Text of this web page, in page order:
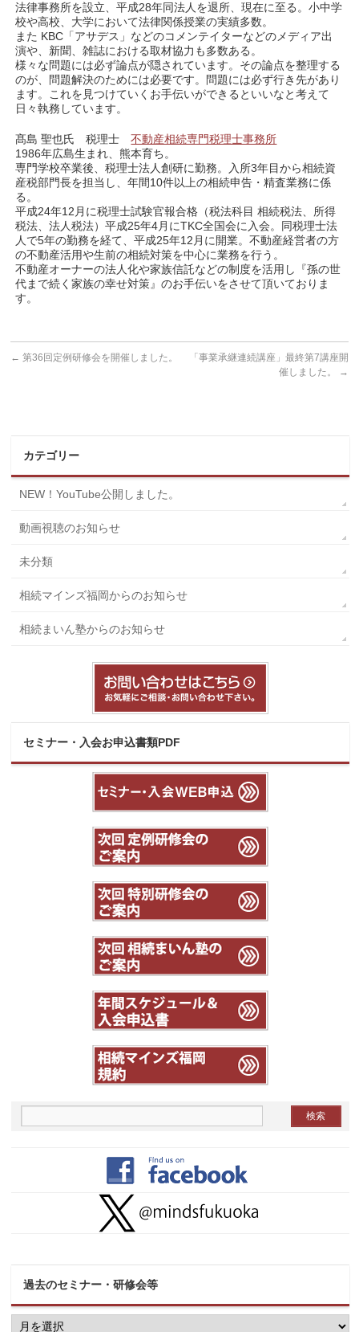
法律事務所を設立、平成28年同法人を退所、現在に至る。小中学
校や高校、大学において法律関係授業の実績多数。
また KBC「アサデス」などのコメンテイターなどのメディア出
演や、新聞、雑誌における取材協力も多数ある。
様々な問題には必ず論点が隠されています。その論点を整理する
のが、問題解決のためには必要です。問題には必ず行き先があり
ます。これを見つけていくお手伝いができるといいなと考えて
日々執務しています。
髙島 聖也氏 税理士不動産相続専門税理士事務所
1986年広島生まれ、熊本育ち。
専門学校卒業後、税理士法人創研に勤務。入所3年目から相続資
産税部門長を担当し、年間10件以上の相続申告・精査業務に係
る。
平成24年12月に税理士試験官報合格（税法科目 相続税法、所得
税法、法人税法）平成25年4月にTKC全国会に入会。同税理士法
人で5年の勤務を経て、平成25年12月に開業。不動産経営者の方
の不動産活用や生前の相続対策を中心に業務を行う。
不動産オーナーの法人化や家族信託などの制度を活用し『孫の世
代まで続く家族の幸せ対策』のお手伝いをさせて頂いておりま
す。
← 第36回定例研修会を開催しました。
「事業承継連続講座」最終第7講座開
催しました。
→
カテゴリー
NEW！YouTube公開しました。
動画視聴のお知らせ
未分類
相続マインズ福岡からのお知らせ
相続まいん塾からのお知らせ
セミナー・入会お申込書類PDF
過去のセミナー・研修会等
過
去